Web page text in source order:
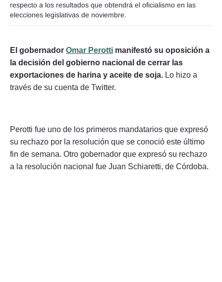
respecto a los resultados que obtendrá el oficialismo en las
elecciones legislativas de noviembre.
El gobernador Omar Perotti manifestó su oposición a
la decisión del gobierno nacional de cerrar las
exportaciones de harina y aceite de soja. Lo hizo a
través de su cuenta de Twitter.
Perotti fue uno de los primeros mandatarios que expresó
su rechazo por la resolución que se conoció este último
fin de semana. Otro gobernador que expresó su rechazo
a la resolución nacional fue Juan Schiaretti, de Córdoba.